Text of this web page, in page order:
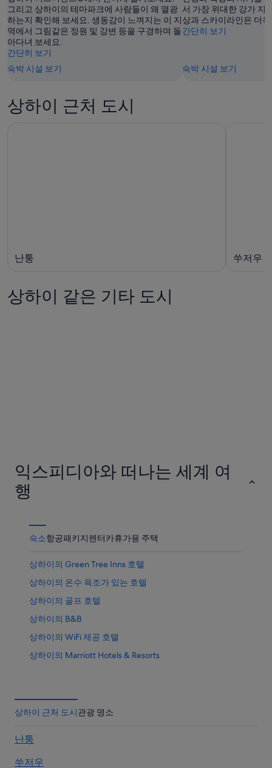
10
일)
8
월
11
일)
14
일
-
8
월
16
공
개
사
그리고 상하이의 테마파크에 사람들이 왜 열광
하는지 확인해 보세요. 생동감이 느껴지는 이 지
역에서 그림같은 정원 및 강변 등을 구경하며 돌
아다녀 보세요.
간단히 보기
숙박 시설 보기
서 가장 위대한 강가 지
상과 스카이라인은 더
간단히 보기
숙박 시설 보기
상하이 근처 도시
난퉁 쑤저우
상하이 같은 기타 도시
익스피디아와 떠나는 세계 여
행
숙소항공패키지렌터카휴가용 주택
상하이의 Green Tree Inns 호텔
상하이의 온수 욕조가 있는 호텔
상하이의 골프 호텔
상하이의 B&B
상하이의 WiFi 제공 호텔
상하이의 Marriott Hotels & Resorts
상하이의 웨딩 호텔
위자차오 호텔
상하이의 Independent 호텔
상하이 근처 도시관광 명소
난퉁
쑤저우